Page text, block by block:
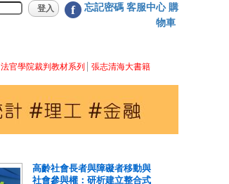
f 忘記密碼 客服中心 購
物車
法官學院裁判教材系列 張志清海大書籍
高齡社會長者與障礙者移動與
社會參與權：研析建立整合式